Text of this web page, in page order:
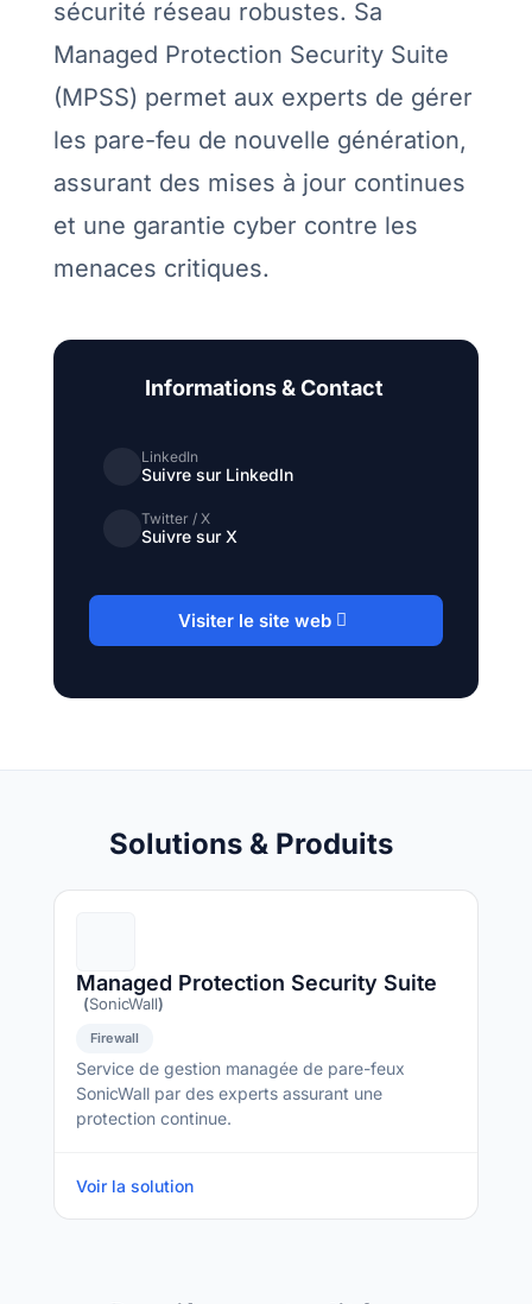
sécurité réseau robustes. Sa
Managed Protection Security Suite
(MPSS) permet aux experts de gérer
les pare-feu de nouvelle génération,
assurant des mises à jour continues
et une garantie cyber contre les
menaces critiques.
Informations & Contact
LinkedIn
Suivre sur LinkedIn
Twitter / X
Suivre sur X
Visiter le site web
Solutions & Produits
Managed Protection Security Suite
(SonicWall)
Firewall
Service de gestion managée de pare-feux
SonicWall par des experts assurant une
protection continue.
Voir la solution